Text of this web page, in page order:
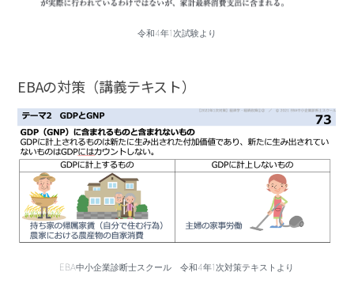
令和4年1次試験より
EBAの対策（講義テキスト）
EBA中小企業診断士スクール 令和4年1次対策テキストより